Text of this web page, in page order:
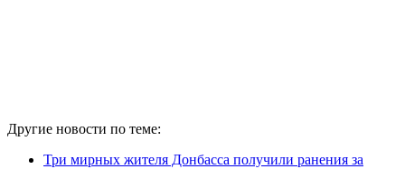
Другие новости по теме:
Три мирных жителя Донбасса получили ранения за